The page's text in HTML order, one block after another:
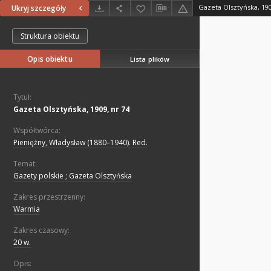
Ukryj szczegóły Gazeta Olsztyńska,
Struktura obiektu
Opis obiektu Lista plików
Tytuł:
Gazeta Olsztyńska, 1909, nr 74
Współtwórca:
Pieniężny, Władysław (1880–1940). Red.
Temat:
Gazety polskie ; Gazeta Olsztyńska
Zakres przestrzenny:
Warmia
Zakres czasowy:
20 w.
Opis: